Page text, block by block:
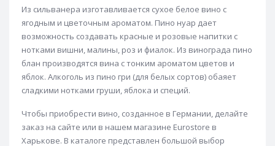
Из сильванера изготавливается сухое белое вино с
ягодным и цветочным ароматом. Пино нуар дает
возможность создавать красные и розовые напитки с
нотками вишни, малины, роз и фиалок. Из винограда пино
блан производятся вина с тонким ароматом цветов и
яблок. Алкоголь из пино гри (для белых сортов) обаяет
сладкими нотками груши, яблока и специй.
Чтобы приобрести вино, созданное в Германии, делайте
заказ на сайте или в нашем магазине Eurostore в
Харькове. В каталоге представлен большой выбор